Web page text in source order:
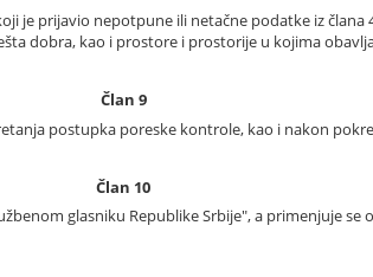
je prijavio nepotpune ili netačne podatke iz
dobra, kao i prostore i prostorije u kojima
Član 9
postupka poreske kontrole, kao i nakon
Član 10
glasniku Republike Srbije", a primenjuje